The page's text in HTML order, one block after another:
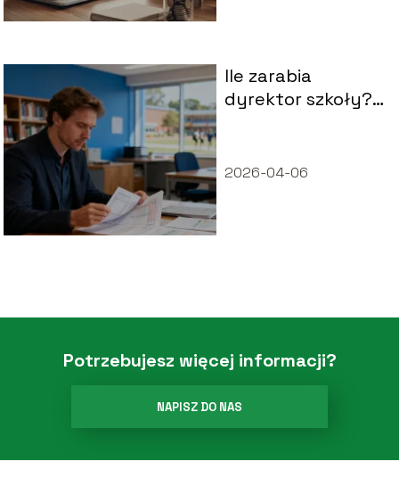
Ile zarabia
dyrektor szkoły?
2026-04-06
Potrzebujesz więcej informacji?
NAPISZ DO NAS